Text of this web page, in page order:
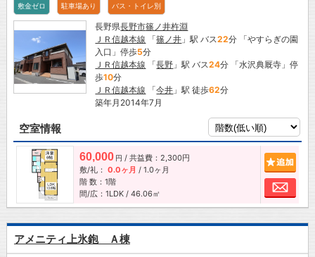
敷金ゼロ 駐車場あり バス・トイレ別
長野県長野市篠ノ井杵淵
ＪＲ信越本線 「篠ノ井 」駅 バス22分 「やすらぎの園
入口」停歩5分
ＪＲ信越本線 「長野 」駅 バス24分 「水沢典厩寺」停
歩10分
ＪＲ信越本線 「今井 」駅 徒歩62分
築年月2014年7月
空室情報
60,000 円 / 共益費：2,300円
敷/礼： 0.0ヶ月 / 1.0ヶ月
階 数：1階
間/広：1LDK / 46.06㎡
お
アメニティ上氷鉋 Ａ棟